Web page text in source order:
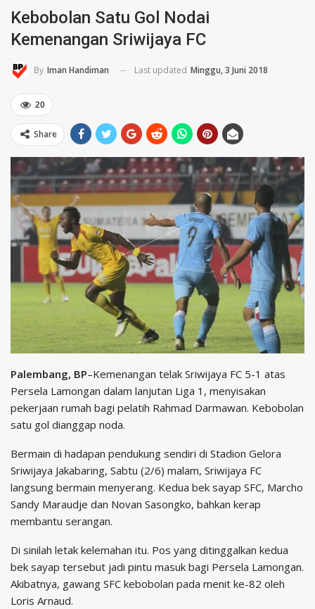
Kebobolan Satu Gol Nodai
Kemenangan Sriwijaya FC
By Iman Handiman Last updated Minggu, 3 Juni 2018
20
Share
Palembang, BP–Kemenangan telak Sriwijaya FC 5-1 atas
Persela Lamongan dalam lanjutan Liga 1, menyisakan
pekerjaan rumah bagi pelatih Rahmad Darmawan. Kebobolan
satu gol dianggap noda.
Bermain di hadapan pendukung sendiri di Stadion Gelora
Sriwijaya Jakabaring, Sabtu (2/6) malam, Sriwijaya FC
langsung bermain menyerang. Kedua bek sayap SFC, Marcho
Sandy Maraudje dan Novan Sasongko, bahkan kerap
membantu serangan.
Di sinilah letak kelemahan itu. Pos yang ditinggalkan kedua
bek sayap tersebut jadi pintu masuk bagi Persela Lamongan.
Akibatnya, gawang SFC kebobolan pada menit ke-82 oleh
Loris Arnaud.